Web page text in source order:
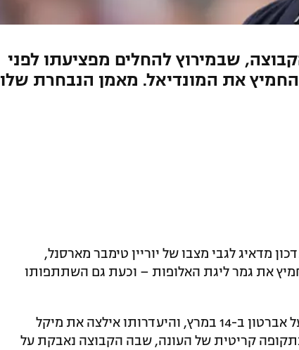
שבמירוץ להחלים מפציעתו לפני
את המונדיאל. מאמן הנבחרת שלו
מדאיג לגבי מצבו של יוריין טימבר מארסנל,
את גמר ליגת האלופות – וכעת גם השתתפותו
טימבר לא שיחק מאז שנפצע בניצחון 0:2 על אברטון ב-14 במרץ, והיעדרותו אילצה את מיקל
קריטית של העונה, שבה הקבוצה נאבקת על